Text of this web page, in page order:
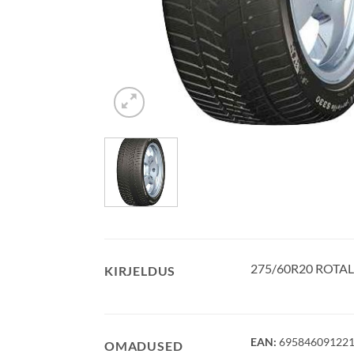
KIRJELDUS 275/60R20
OMADUSED EAN: